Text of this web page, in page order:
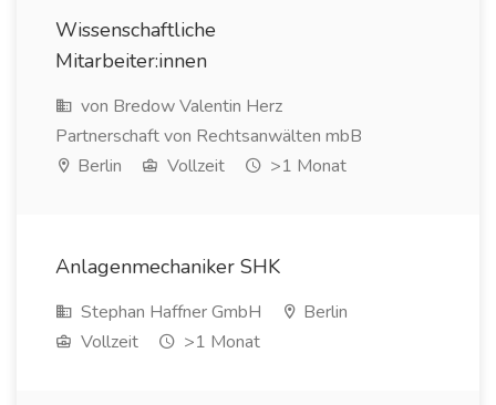
Wissenschaftliche
Mitarbeiter:innen
von Bredow Valentin Herz
Partnerschaft von Rechtsanwälten mbB
Berlin
Vollzeit >1 Monat
Anlagenmechaniker SHK
Stephan Haffner GmbH
Berlin
Vollzeit
>1 Monat